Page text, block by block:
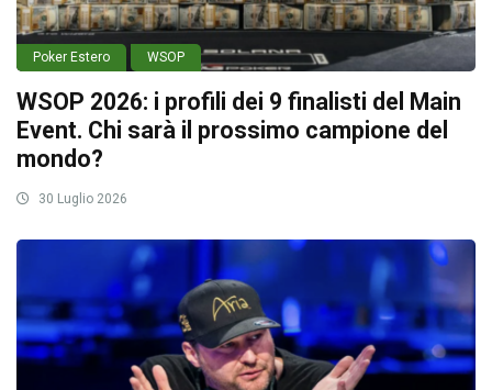
Poker Estero WSOP
WSOP 2026: i profili dei 9 finalisti del Main
Event. Chi sarà il prossimo campione del
mondo?
30 Luglio 2026